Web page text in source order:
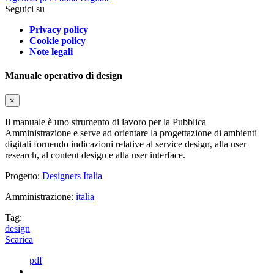
Seguici su
Privacy policy
Cookie policy
Note legali
Manuale operativo di design
×
Il manuale è uno strumento di lavoro per la Pubblica
Amministrazione e serve ad orientare la progettazione di ambienti
digitali fornendo indicazioni relative al service design, alla user
research, al content design e alla user interface.
Progetto: Designers Italia
Amministrazione: italia
Tag:
design
Scarica
pdf